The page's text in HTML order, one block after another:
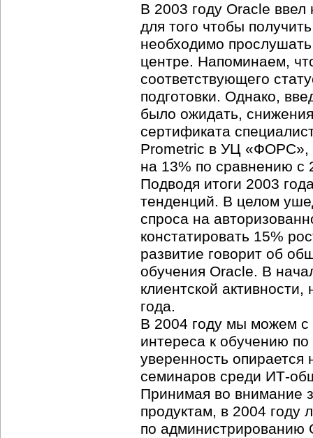
В 2003 году Oracle
для того чтобы
необходимо
центре. Напоминаем,
соответствующего
подготовки. Однако,
было ожидать,
сертификата
Prometric в УЦ «ФОРС»,
на 13% по сравнению с
Подводя итоги 2003
тенденций. В целом
спроса на
констатировать 15%
развитие говорит об
обучения Oracle. В
клиентской
года.
В 2004 году мы можем с
интереса к обучению
уверенность опирается
семинаров среди ИТ-
Принимая во внимание
продуктам, в 2004 году
по администрированию